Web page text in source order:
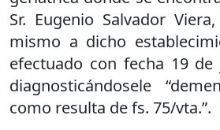
Sr. Eugenio Salvador
mismo a dicho
efectuado con fecha 19 de
diagnosticándosele
como resulta de fs. 75/vta.”.